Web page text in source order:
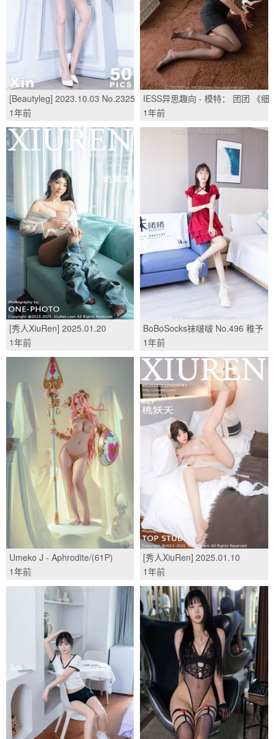
[Beautyleg] 2023.10.03 No.2325
Xin/(50P)
1年前
IESS异思趣向 - 模特： 团团 《细
腿黑丝》/(100P)
1年前
[秀人XiuRen] 2025.01.20
No.9786 奶芙乔乔/(78P)
1年前
BoBoSocks袜啵啵 No.496 稚予
长靴、短靴、薄肉丝/(160P)
1年前
Umeko J - Aphrodite/(61P)
1年前
[秀人XiuRen] 2025.01.10
No.9742 桃妖夭/(82P)
1年前